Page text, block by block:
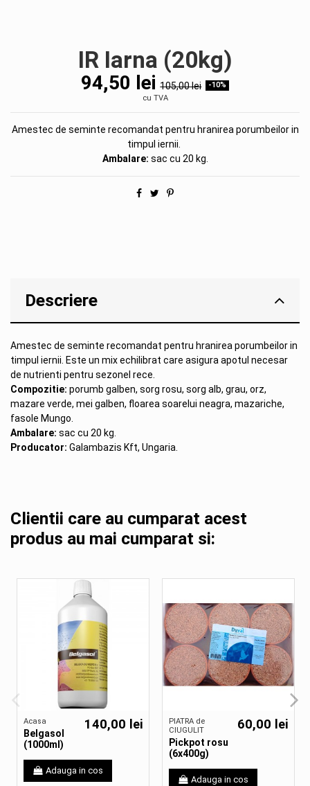
IR Iarna (20kg)
94,50 lei 105,00 lei
-10%
cu TVA
Amestec de seminte recomandat pentru hranirea porumbeilor in
timpul iernii.
Ambalare: sac cu 20 kg.
Descriere
Amestec de seminte recomandat pentru hranirea porumbeilor in
timpul iernii. Este un mix echilibrat care asigura apotul necesar
de nutrienti pentru sezonel rece.
Compozitie: porumb galben, sorg rosu, sorg alb, grau, orz,
mazare verde, mei galben, floarea soarelui neagra, mazariche,
fasole Mungo.
Ambalare: sac cu 20 kg.
Producator: Galambazis Kft, Ungaria.
Clientii care au cumparat acest
produs au mai cumparat si:
Acasa
Belgasol
(1000ml)
140,00 lei
Adauga in cos
PIATRA de
CIUGULIT
Pickpot rosu
(6x400g)
60,00 lei
Adauga in cos